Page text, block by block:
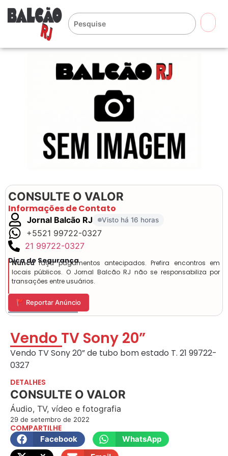
CONSULTE O VALOR
Informações de Contato
Jornal Balcão RJ Visto há 16 horas
+5521 99722-0327
21 99722-0327
Dica de Segurança
Nuncafaça pagamentos antecipados. Prefira encontros em
locais públicos. O Jornal Balcão RJ não se responsabiliza por
transações entre usuários.
🚩 Reportar Anúncio
Vendo TV Sony 20”
Vendo TV Sony 20” de tubo bom estado T. 21 99722-
0327
DETALHES
CONSULTE O VALOR
Áudio, TV, vídeo e fotografia
29 de setembro de 2022
COMPARTILHE
Facebook
WhatsApp